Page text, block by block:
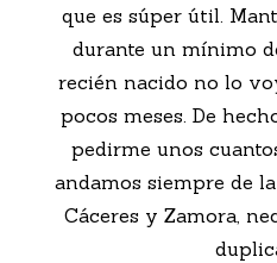
que es súper útil.
durante un mínimo
recién nacido no lo
pocos meses. De
pedirme unos
andamos siempre de
Cáceres y Zamora,